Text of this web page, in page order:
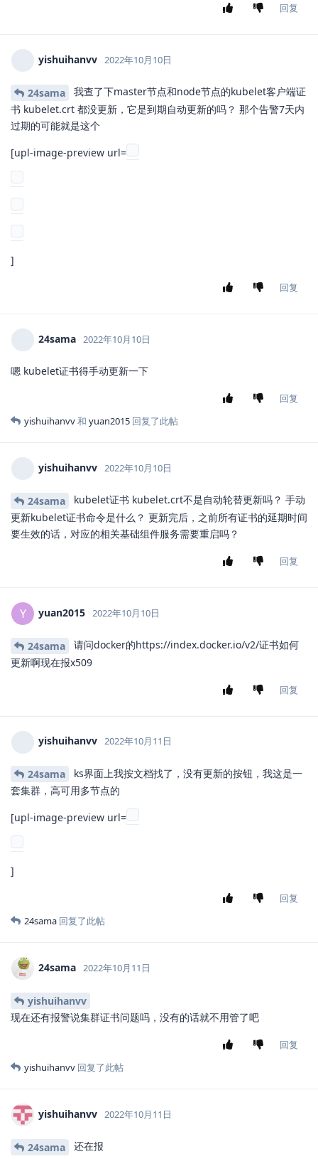
回复
yishuihanvv 2022年10月10日
24sama
我查了下master节点和node节点的kubelet客户端证
书 kubelet.crt 都没更新，它是到期自动更新的吗？ 那个告警7天内
过期的可能就是这个
[upl-image-preview url=
]
回复
24sama 2022年10月10日
嗯 kubelet证书得手动更新一下
回复
yishuihanvv和 yuan2015 回复了此帖
yishuihanvv 2022年10月10日
24sama
kubelet证书 kubelet.crt不是自动轮替更新吗？ 手动
更新kubelet证书命令是什么？ 更新完后，之前所有证书的延期时间
要生效的话，对应的相关基础组件服务需要重启吗？
回复
Y yuan2015 2022年10月10日
24sama
请问docker的https://index.docker.io/v2/证书如何
更新啊现在报x509
回复
yishuihanvv 2022年10月11日
24sama
ks界面上我按文档找了，没有更新的按钮，我这是一
套集群，高可用多节点的
[upl-image-preview url=
]
回复
24sama 回复了此帖
24sama 2022年10月11日
yishuihanvv
现在还有报警说集群证书问题吗，没有的话就不用管了吧
回复
yishuihanvv 回复了此帖
yishuihanvv 2022年10月11日
24sama 还在报